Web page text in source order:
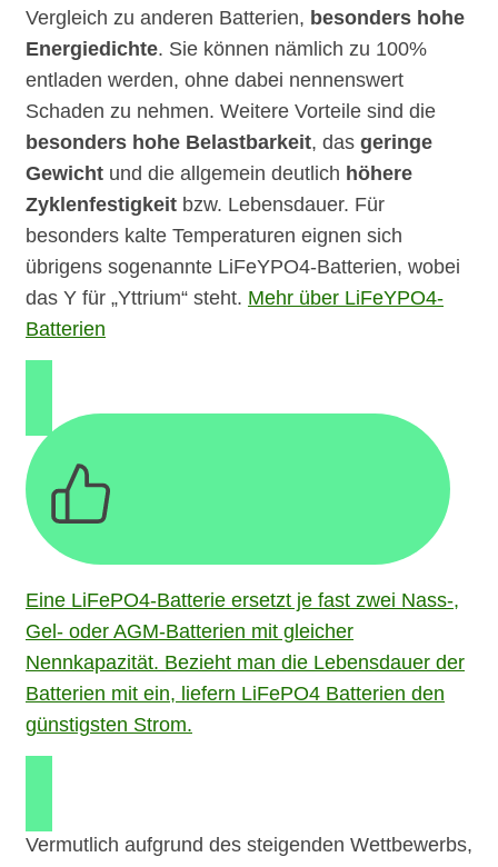
Vergleich zu anderen Batterien, besonders hohe
Energiedichte. Sie können nämlich zu 100%
entladen werden, ohne dabei nennenswert
Schaden zu nehmen. Weitere Vorteile sind die
besonders hohe Belastbarkeit, das geringe
Gewicht und die allgemein deutlich höhere
Zyklenfestigkeit bzw. Lebensdauer. Für
besonders kalte Temperaturen eignen sich
übrigens sogenannte LiFeYPO4-Batterien, wobei
das Y für „Yttrium“ steht. Mehr über LiFeYPO4-
Batterien
Eine LiFePO4-Batterie ersetzt je fast zwei Nass-,
Gel- oder AGM-Batterien mit gleicher
Nennkapazität. Bezieht man die Lebensdauer der
Batterien mit ein, liefern LiFePO4 Batterien den
günstigsten Strom.
Vermutlich aufgrund des steigenden Wettbewerbs,